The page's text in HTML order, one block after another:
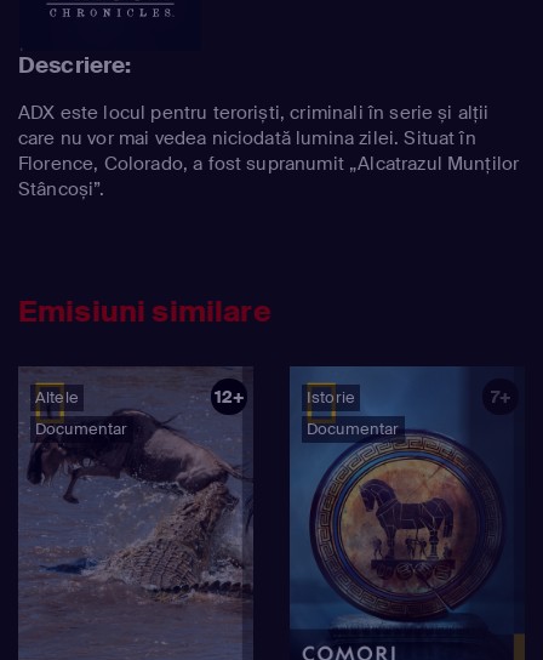
Descriere:
ADX este locul pentru teroriști, criminali în serie și alții
care nu vor mai vedea niciodată lumina zilei. Situat în
Florence, Colorado, a fost supranumit „Alcatrazul Munților
Stâncoși”.
Emisiuni similare
Altele
Documentar
12+
Istorie
Documentar
7+